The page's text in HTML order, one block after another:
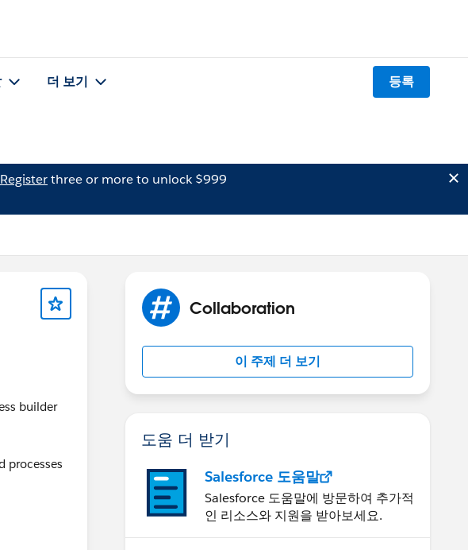
더 보기 등록
Registerthree or more to unlock $999
builder
processes
Collaboration
이 주제 더 보기
도움 더 받기
Salesforce 도움말
Salesforce 도움말에 방문하여 추가적
인 리소스와 지원을 받아보세요.